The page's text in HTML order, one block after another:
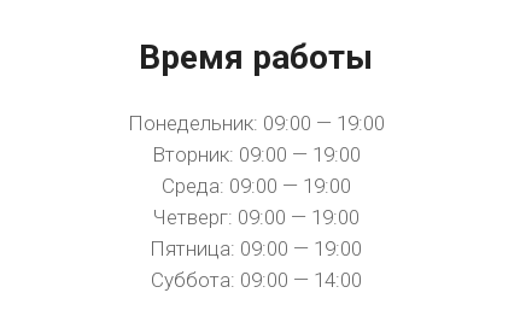
Время работы
Понедельник: 09:00 — 19:00
Вторник: 09:00 — 19:00
Среда: 09:00 — 19:00
Четверг: 09:00 — 19:00
Пятница: 09:00 — 19:00
Суббота: 09:00 — 14:00